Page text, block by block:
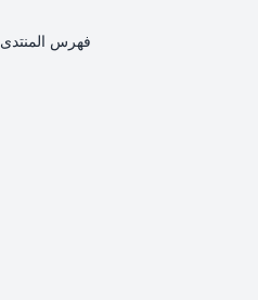
فهرس المنتدى